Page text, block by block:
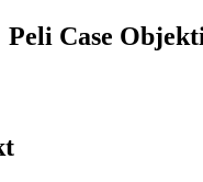
Peli Case